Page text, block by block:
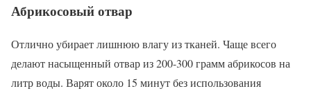
Абрикосовый отвар
Отлично убирает лишнюю влагу из тканей. Чаще всего
делают насыщенный отвар из 200-300 грамм абрикосов на
литр воды. Варят около 15 минут без использования